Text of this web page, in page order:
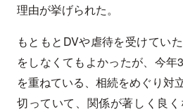
理由が挙げられた。
もともとDVや虐待を受けてい
をしなくてもよかったが、今
を重ねている、相続をめぐり対
切っていて、関係が著しく良